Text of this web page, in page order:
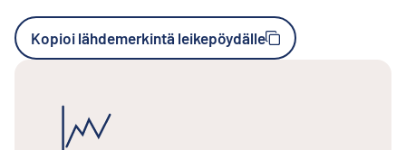
Kopioi lähdemerkintä leikepöydälle